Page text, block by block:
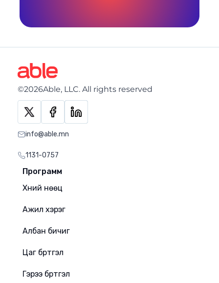
©2026Able, LLC. All rights reserved
info@able.mn
1131-0757
Программ
Хүний нөөц
Ажил хэрэг
Албан бичиг
Цаг бүртгэл
Гэрээ бүртгэл